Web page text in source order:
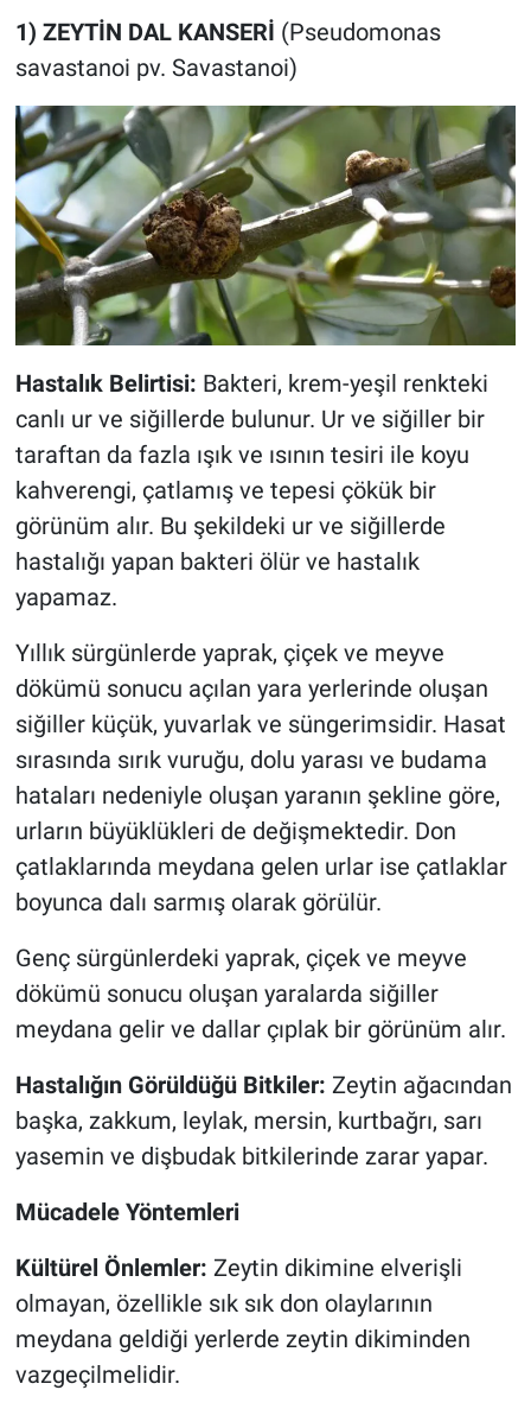
1) ZEYTİN DAL KANSERİ (Pseudomonas
savastanoi pv. Savastanoi)
Hastalık Belirtisi: Bakteri, krem-yeşil renkteki
canlı ur ve siğillerde bulunur. Ur ve siğiller bir
taraftan da fazla ışık ve ısının tesiri ile koyu
kahverengi, çatlamış ve tepesi çökük bir
görünüm alır. Bu şekildeki ur ve siğillerde
hastalığı yapan bakteri ölür ve hastalık
yapamaz.
Yıllık sürgünlerde yaprak, çiçek ve meyve
dökümü sonucu açılan yara yerlerinde oluşan
siğiller küçük, yuvarlak ve süngerimsidir. Hasat
sırasında sırık vuruğu, dolu yarası ve budama
hataları nedeniyle oluşan yaranın şekline göre,
urların büyüklükleri de değişmektedir. Don
çatlaklarında meydana gelen urlar ise çatlaklar
boyunca dalı sarmış olarak görülür.
Genç sürgünlerdeki yaprak, çiçek ve meyve
dökümü sonucu oluşan yaralarda siğiller
meydana gelir ve dallar çıplak bir görünüm alır.
Hastalığın Görüldüğü Bitkiler: Zeytin ağacından
başka, zakkum, leylak, mersin, kurtbağrı, sarı
yasemin ve dişbudak bitkilerinde zarar yapar.
Mücadele Yöntemleri
Kültürel Önlemler: Zeytin dikimine elverişli
olmayan, özellikle sık sık don olaylarının
meydana geldiği yerlerde zeytin dikiminden
vazgeçilmelidir.